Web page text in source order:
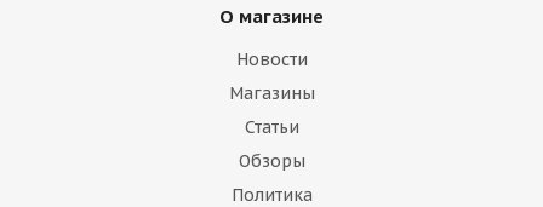
О магазине
Новости
Магазины
Статьи
Обзоры
Политика